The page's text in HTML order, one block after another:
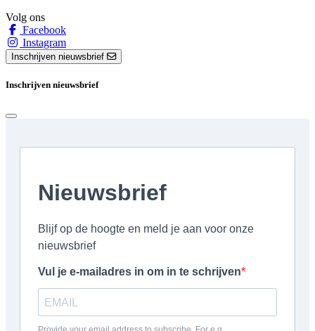
Volg ons
Facebook
Instagram
Inschrijven nieuwsbrief
Inschrijven nieuwsbrief